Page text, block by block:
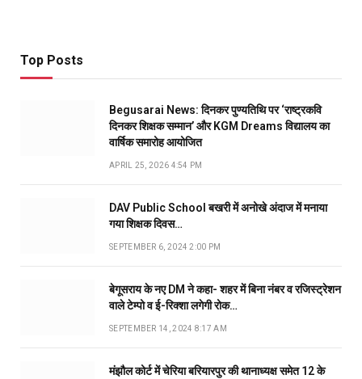
Top Posts
Begusarai News: दिनकर पुण्यतिथि पर ‘राष्ट्रकवि
दिनकर शिक्षक सम्मान’ और KGM Dreams विद्यालय का
वार्षिक समारोह आयोजित
APRIL 25, 2026 4:54 PM
DAV Public School बखरी में अनोखे अंदाज में मनाया
गया शिक्षक दिवस…
SEPTEMBER 6, 2024 2:00 PM
बेगूसराय के नए DM ने कहा- शहर में बिना नंबर व रजिस्ट्रेशन
वाले टेम्पो व ई-रिक्शा लगेगी रोक…
SEPTEMBER 14, 2024 8:17 AM
मंझौल कोर्ट में चेरिया बरियारपुर की थानाध्यक्ष समेत 12 के